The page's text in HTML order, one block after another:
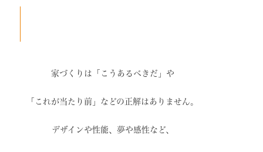
家づくりは「こうあるべきだ」や
「これが当たり前」などの正解はありません。
デザインや性能、夢や感性など、